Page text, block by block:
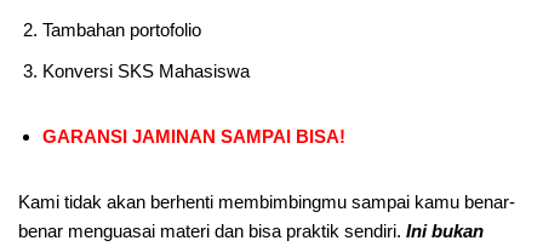
Tambahan portofolio
Konversi SKS Mahasiswa
GARANSI JAMINAN SAMPAI BISA!
Kami tidak akan berhenti membimbingmu sampai kamu benar-
benar menguasai materi dan bisa praktik sendiri. Ini bukan